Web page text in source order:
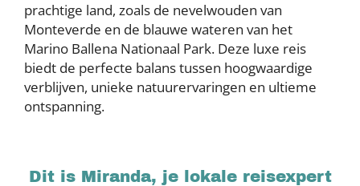
prachtige land, zoals de nevelwouden van
Monteverde en de blauwe wateren van het
Marino Ballena Nationaal Park. Deze luxe reis
biedt de perfecte balans tussen hoogwaardige
verblijven, unieke natuurervaringen en ultieme
ontspanning.
Dit is Miranda, je lokale reisexpert